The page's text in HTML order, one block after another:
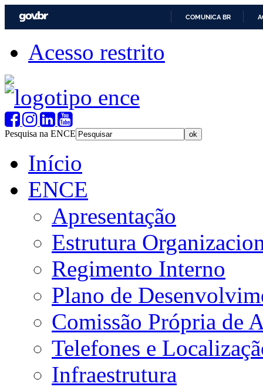
COMUNICA BR
Acesso restrito
Pesquisa na ENCE
Início
ENCE
Apresentação
Estrutura
Regimento Interno
Plano de
Comissão Própria de
Telefones e
Infraestrutura